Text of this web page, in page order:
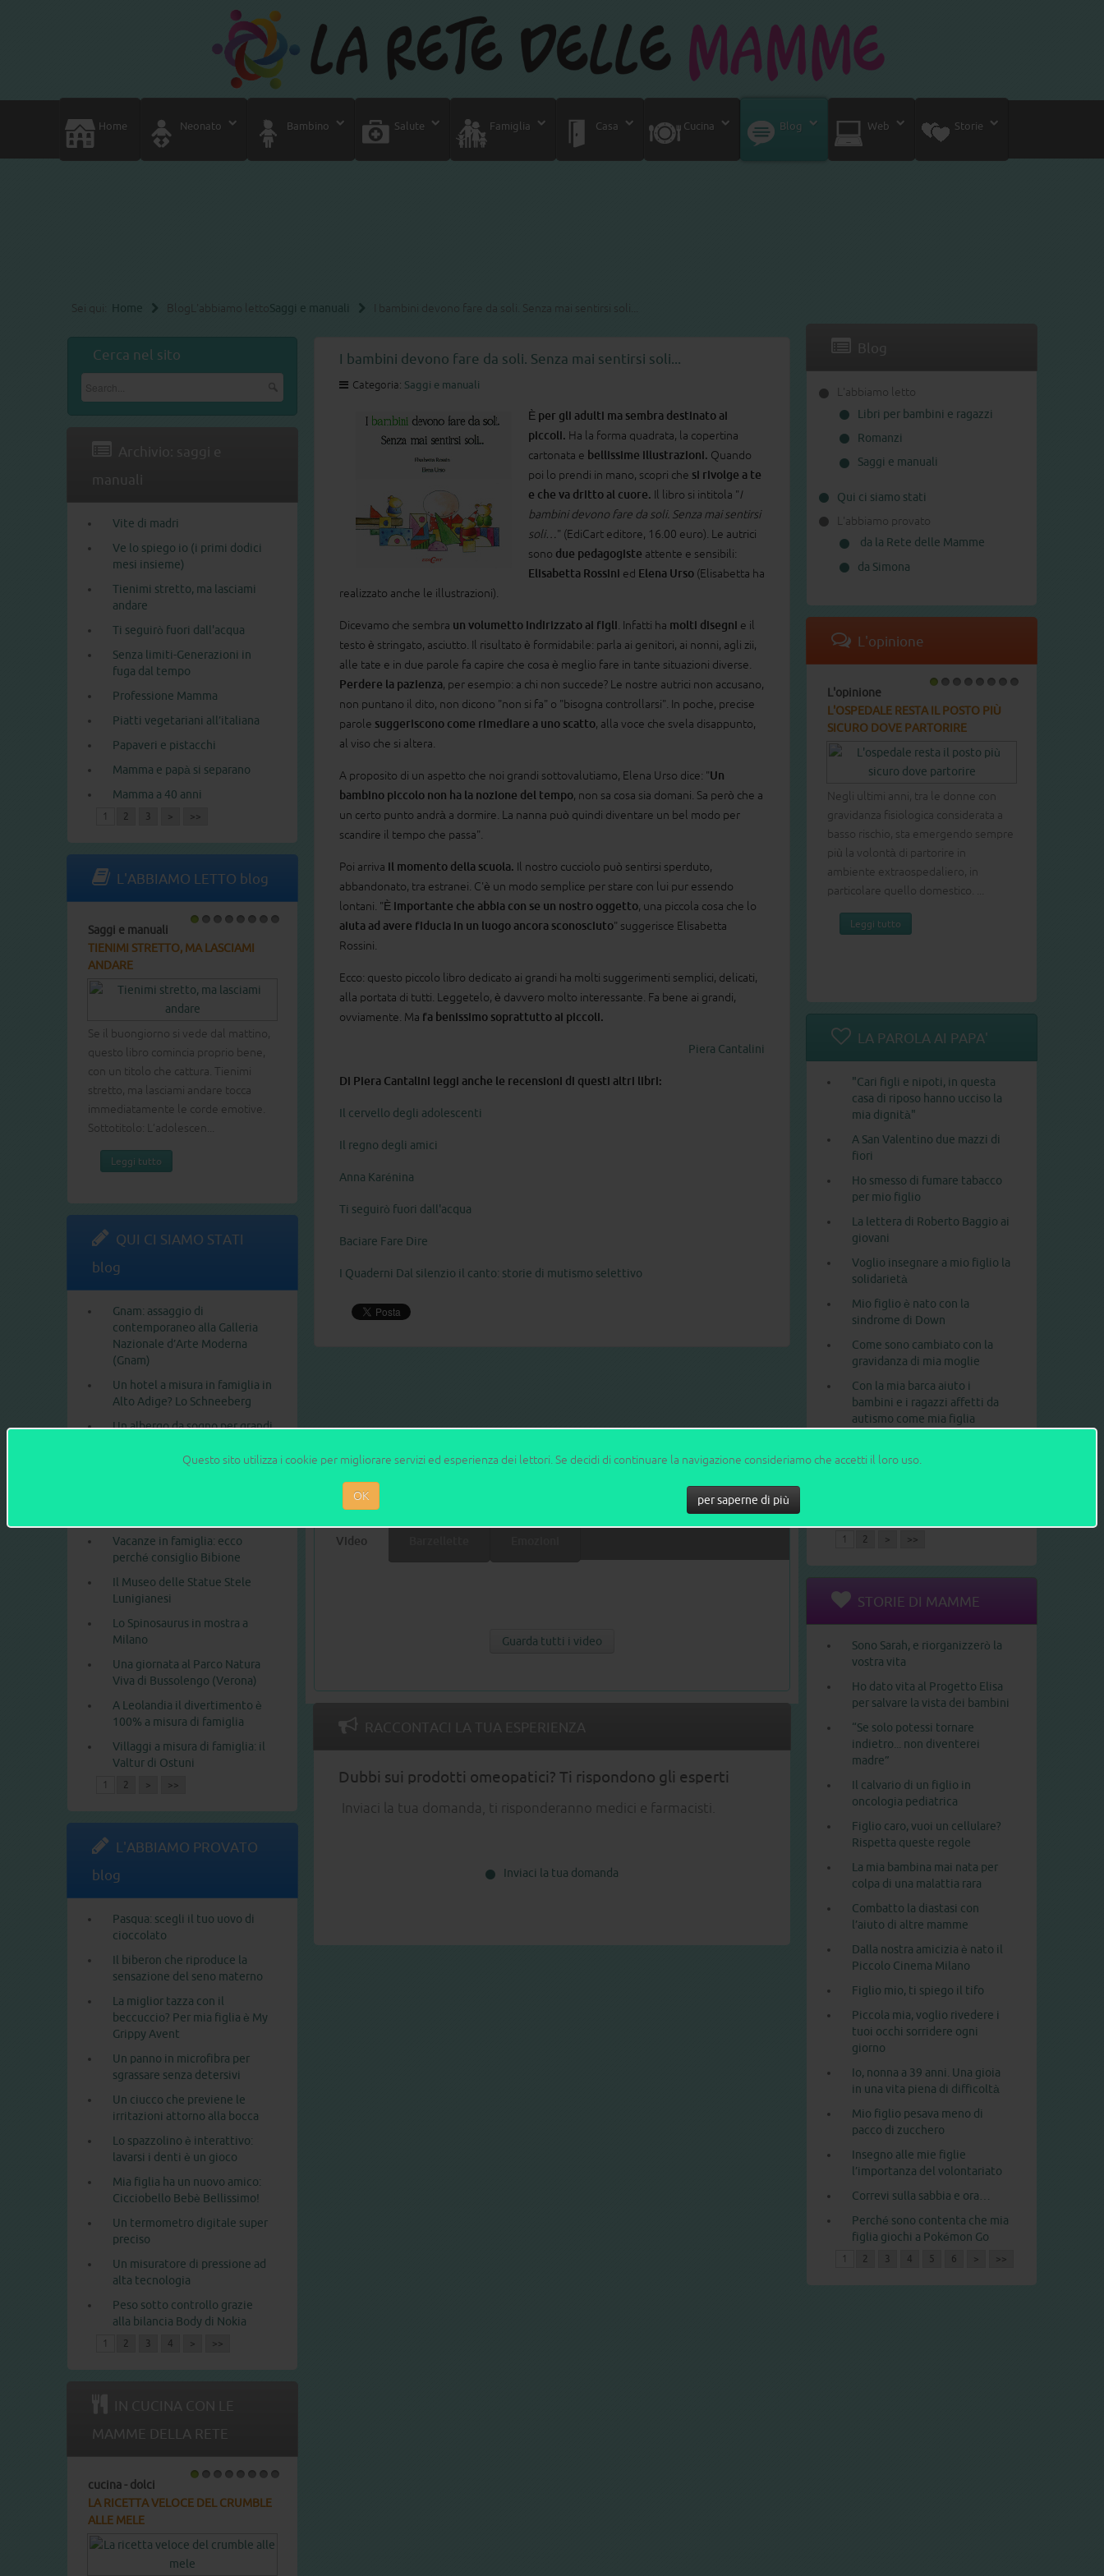
Questo sito utilizza i cookie per migliorare servizi ed esperienza dei lettori. Se decidi di continuare la navigazione consideriamo che accetti il loro uso.
OK per saperne di più
Home Neonato Bambino Salute Famiglia Casa Cucina Blog Web Storie
Sei qui: Home Blog L'abbiamo letto Saggi e manuali I bambini devono fare da soli. Senza mai sentirsi soli...
I bambini devono fare da soli. Senza mai sentirsi soli...
Categoria: Saggi e manuali
È per gli adulti ma sembra destinato ai
piccoli. Ha la forma quadrata, la copertina
cartonata e bellissime illustrazioni. Quando
poi lo prendi in mano, scopri che si rivolge a te
e che va dritto al cuore. Il libro si intitola "I
bambini devono fare da soli. Senza mai sentirsi
soli… " (EdiCart editore, 16.00 euro). Le autrici
sono due pedagogiste attente e sensibili:
Elisabetta Rossini ed Elena Urso (Elisabetta ha
realizzato anche le illustrazioni).
Dicevamo che sembra un volumetto indirizzato ai figli . Infatti ha molti disegni e il
testo è stringato, asciutto. Il risultato è formidabile: parla ai genitori, ai nonni, agli zii,
alle tate e in due parole fa capire che cosa è meglio fare in tante situazioni diverse.
Perdere la pazienza, per esempio: a chi non succede? Le nostre autrici non accusano,
non puntano il dito, non dicono "non si fa" o "bisogna controllarsi". In poche, precise
parole suggeriscono come rimediare a uno scatto, alla voce che svela disappunto,
al viso che si altera.
A proposito di un aspetto che noi grandi sottovalutiamo, Elena Urso dice: "Un
bambino piccolo non ha la nozione del tempo, non sa cosa sia domani. Sa però che a
un certo punto andrà a dormire. La nanna può quindi diventare un bel modo per
scandire il tempo che passa".
Poi arriva il momento della scuola. Il nostro cucciolo può sentirsi sperduto,
abbandonato, tra estranei. C'è un modo semplice per stare con lui pur essendo
lontani. "È importante che abbia con se un nostro oggetto, una piccola cosa che lo
aiuta ad avere fiducia in un luogo ancora sconosciuto" suggerisce Elisabetta
Rossini.
Ecco: questo piccolo libro dedicato ai grandi ha molti suggerimenti semplici, delicati,
alla portata di tutti. Leggetelo, è davvero molto interessante. Fa bene ai grandi,
ovviamente. Ma fa benissimo soprattutto ai piccoli.
Piera Cantalini
Di Piera Cantalini leggi anche le recensioni di questi altri libri:
Il cervello degli adolescenti
Il regno degli amici
Anna Karénina
Ti seguirò fuori dall'acqua
Baciare Fare Dire
I Quaderni Dal silenzio il canto: storie di mutismo selettivo
il meglio del web
Video
Guarda tutti i video
RACCONTACI LA TUA ESPERIENZA
Dubbi sui prodotti omeopatici? Ti rispondono gli esperti
Inviaci la tua domanda, ti risponderanno medici e farmacisti.
Inviaci la tua domanda
Cerca nel sito
manuali
Vite di madri
Ve lo spiego io (i primi dodici
mesi insieme)
Tienimi stretto, ma lasciami
andare
Ti seguirò fuori dall'acqua
Senza limiti-Generazioni in
fuga dal tempo
Professione Mamma
Piatti vegetariani all’italiana
Papaveri e pistacchi
Mamma e papà si separano
Mamma a 40 anni
1 2 3 > >>
L'ABBIAMO LETTO blog
Saggi e manuali
TIENIMI STRETTO, MA LASCIAMI
ANDARE
Se il buongiorno si vede dal mattino,
questo libro comincia proprio bene,
con un titolo che cattura. Tienimi
stretto, ma lasciami andare tocca
immediatamente le corde emotive.
Sottotitolo: L’adolescen...
Leggi tutto
QUI CI SIAMO STATI
blog
Gnam: assaggio di
contemporaneo alla Galleria
Nazionale d’Arte Moderna
(Gnam)
Un hotel a misura in famiglia in
Alto Adige? Lo Schneeberg
Un albergo da sogno per grandi
Adventure Hotel
Vacanze in famiglia: ecco
perché consiglio Bibione
Il Museo delle Statue Stele
Lunigianesi
Lo Spinosaurus in mostra a
Milano
Una giornata al Parco Natura
Viva di Bussolengo (Verona)
A Leolandia il divertimento è
100% a misura di famiglia
Villaggi a misura di famiglia: il
Valtur di Ostuni
1 2 > >>
L'ABBIAMO PROVATO
blog
Pasqua: scegli il tuo uovo di
cioccolato
Il biberon che riproduce la
sensazione del seno materno
La miglior tazza con il
beccuccio? Per mia figlia è My
Grippy Avent
Un panno in microfibra per
sgrassare senza detersivi
Un ciucco che previene le
irritazioni attorno alla bocca
Lo spazzolino è interattivo:
lavarsi i denti è un gioco
Mia figlia ha un nuovo amico:
Cicciobello Bebè Bellissimo!
Un termometro digitale super
preciso
Un misuratore di pressione ad
alta tecnologia
Peso sotto controllo grazie
alla bilancia Body di Nokia
1 2 3 4 > >>
MAMME DELLA RETE
VELOCE DEL CRUMBLE
LA RICETTA DEL COTTON CAKE
Pronto in: circa 60 min.
Complessità: media Cottura: 40 min.
Blog
L'abbiamo letto
Libri per bambini e ragazzi
Romanzi
Saggi e manuali
Qui ci siamo stati
L'abbiamo provato
da la Rete delle Mamme
da Simona
L'opinione
L'opinione
L'OSPEDALE RESTA IL POSTO PIÙ
SICURO DOVE PARTORIRE
Negli ultimi anni, tra le donne con
gravidanza fisiologica considerata a
basso rischio, sta emergendo sempre
più la volontà di partorire in
ambiente extraospedaliero, in
particolare quello domestico. ...
Leggi tutto
LA PAROLA AI PAPA'
"Cari figli e nipoti, in questa
casa di riposo hanno ucciso la
mia dignità"
A San Valentino due mazzi di
fiori
Ho smesso di fumare tabacco
per mio figlio
La lettera di Roberto Baggio ai
giovani
Voglio insegnare a mio figlio la
solidarietà
Mio figlio è nato con la
sindrome di Down
Come sono cambiato con la
gravidanza di mia moglie
Con la mia barca aiuto i
bambini e i ragazzi affetti da
autismo come mia figlia
bambini piccoli
1 2 > >>
STORIE DI MAMME
Sono Sarah, e riorganizzerò la
vostra vita
Ho dato vita al Progetto Elisa
per salvare la vista dei bambini
“Se solo potessi tornare
indietro... non diventerei
madre”
Il calvario di un figlio in
oncologia pediatrica
Figlio caro, vuoi un cellulare?
Rispetta queste regole
La mia bambina mai nata per
colpa di una malattia rara
Combatto la diastasi con
l’aiuto di altre mamme
Dalla nostra amicizia è nato il
Piccolo Cinema Milano
Figlio mio, ti spiego il tifo
Piccola mia, voglio rivedere i
tuoi occhi sorridere ogni
giorno
Io, nonna a 39 anni. Una gioia
in una vita piena di difficoltà
Mio figlio pesava meno di
pacco di zucchero
Insegno alle mie figlie
l’importanza del volontariato
Correvi sulla sabbia e ora…
Perché sono contenta che mia
figlia giochi a Pokémon Go
1 2 3 4 5 6 > >>